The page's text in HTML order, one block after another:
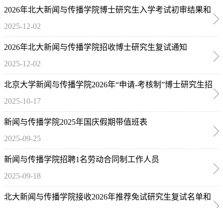
2026年北大新闻与传播学院博士研究生入学考试初审结果和
复试名单
2025-12-02
2026年北大新闻与传播学院招收博士研究生复试通知
2025-12-02
北京大学新闻与传播学院2026年“申请-考核制”博士研究生招
生说明
2025-10-17
新闻与传播学院2025年国庆假期带值班表
2025-09-25
新闻与传播学院招聘1名劳动合同制工作人员
2025-09-18
北大新闻与传播学院接收2026年推荐免试研究生复试名单和